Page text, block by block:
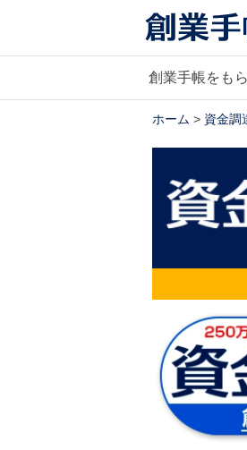
創業手帳をも
ホーム > 資金調